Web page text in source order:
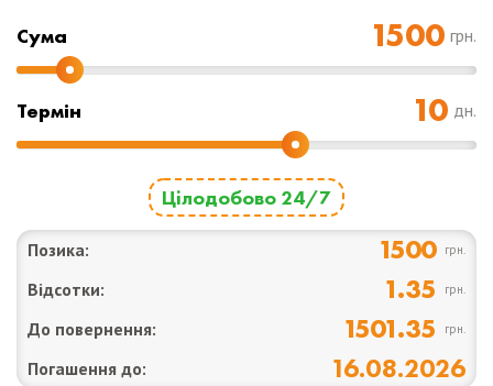
Cума грн.
Термін дн.
Цілодобово 24/7
Позика: 1500 грн.
Відсотки: 1.35 грн.
До повернення: 1501.35 грн.
Погашення до: 16.08.2026